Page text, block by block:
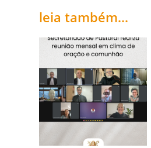
leia também...